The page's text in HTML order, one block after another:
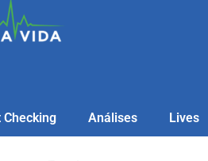
Checking Análises Lives